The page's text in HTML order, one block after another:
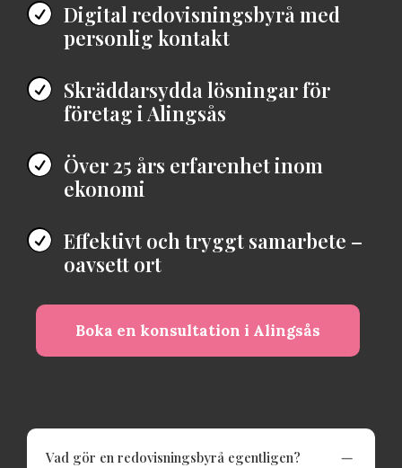
 Digital redovisningsbyrå med
personlig kontakt
 Skräddarsydda lösningar för
företag i Alingsås
 Över 25 års erfarenhet inom
ekonomi
 Effektivt och tryggt samarbete –
oavsett ort
Boka en konsultation i Alingsås
Vad gör en redovisningsbyrå egentligen? K